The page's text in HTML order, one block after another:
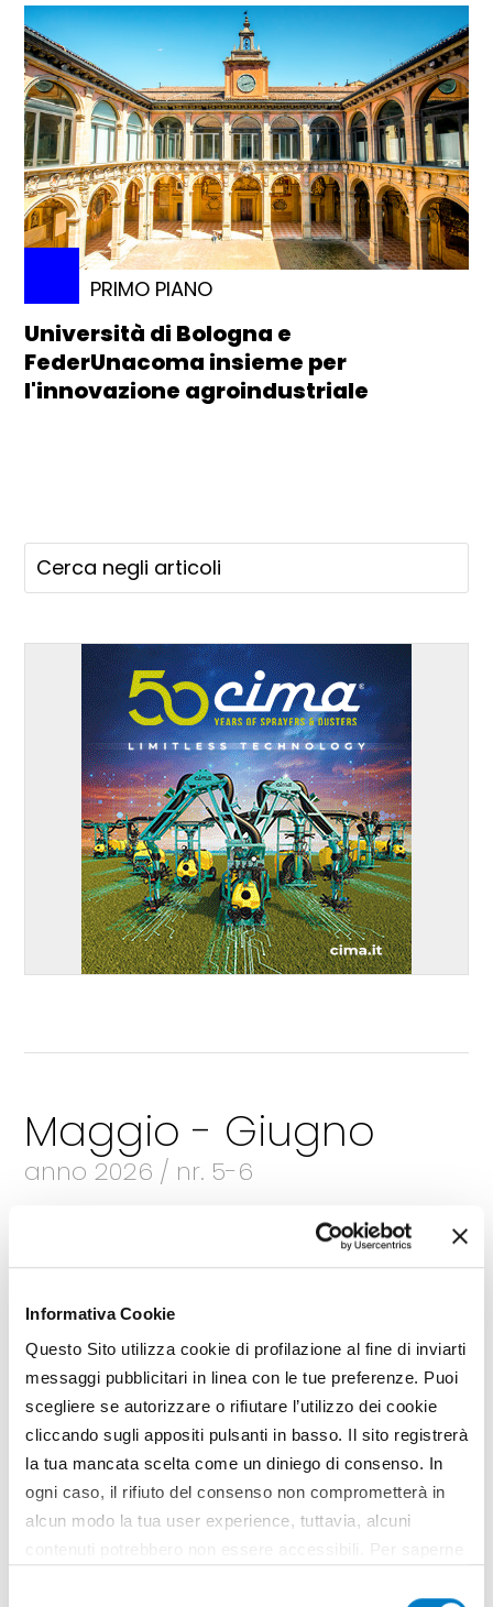
Informativa Cookie
Questo Sito utilizza cookie di profilazione al fine di inviarti
messaggi pubblicitari in linea con le tue preferenze. Puoi
scegliere se autorizzare o rifiutare l’utilizzo dei cookie
cliccando sugli appositi pulsanti in basso. Il sito registrerà
la tua mancata scelta come un diniego di consenso. In
ogni caso, il rifiuto del consenso non comprometterà in
alcun modo la tua user experience, tuttavia, alcuni
contenuti potrebbero non essere accessibili. Per saperne
PRIMO PIANO
Università di Bologna e
FederUnacoma insieme per
l'innovazione agroindustriale
Maggio - Giugno
anno 2026 / nr. 5-6
Sfoglia la rivista